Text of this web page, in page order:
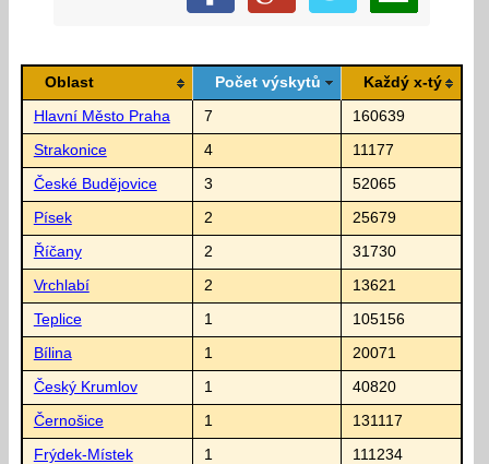
Oblast Počet výskytů Každý x-tý
Hlavní Město Praha 7 160639
Strakonice 4 11177
České Budějovice 3 52065
Písek 2 25679
Říčany 2 31730
Vrchlabí 2 13621
Teplice 1 105156
Bílina 1 20071
Český Krumlov 1 40820
Černošice 1 131117
Frýdek-Místek 1 111234